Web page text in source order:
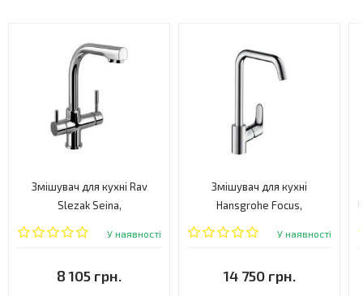
Змішувач для кухні Rav
Slezak Seina,
одноважільний, хром
У наявності
8 105 грн.
Змішувач для кухні
Hansgrohe Focus,
одноважільний, хром
У наявності
14 750 грн.